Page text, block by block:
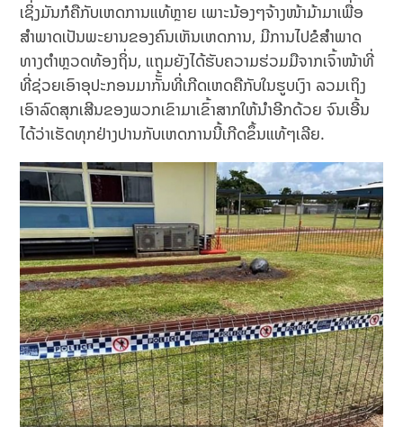
ເຊິ່ງມັນກໍຄືກັບເຫດການແທ້ຫຼາຍ ເພາະນ້ອງໆຈ້າງໜ້າມ້າມາເພື່ອ
ສຳພາດເປັນພະຍານຂອງຄົນເຫັນເຫດການ, ມີການໄປຂໍສຳພາດ
ທາງຕຳຫຼວດທ້ອງຖິ່ນ, ແຖມຍັງໄດ້ຮັບຄວາມຮ່ວມມືຈາກເຈົ້າໜ້າທີ່
ທີ່ຊ່ວຍເອົາອຸປະກອນມາກັັ້ນທີ່ເກີດເຫດຄືກັບໃນຮູບເງົາ ລວມເຖິງ
ເອົາລົດສຸກເສີນຂອງພວກເຂົາມາເຂົ້າສາກໃຫ້ນຳອີກດ້ວຍ ຈົນເອີ້ນ
ໄດ້ວ່າເຮັດທຸກຢ່າງປານກັບເຫດການນີ້ເກີດຂຶ້ນແທ້ໆເລີຍ.